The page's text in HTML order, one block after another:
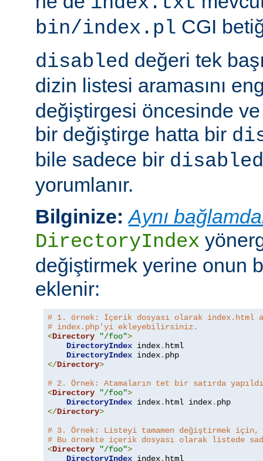
bin/index.pl CGI
disabled değeri tek
dizin listesi aramasını
değiştirgesi öncesinde
bir değiştirge hatta bir
bile sadece bir disabled
yorumlanır.
Bilginize: Aynı
DirectoryIndex
değiştirmek yerine onun
eklenir:
# 1. örnek: İçerik dosyası olarak index.html
# index.php'yi ekleyebilirsiniz.
<Directory "/foo">
DirectoryIndex index. html
DirectoryIndex index.
</Directory>
# 2. Örnek: Atamaların tet bir satırda
<Directory "/foo">
DirectoryIndex index. html index.
</Directory>
# 3. Örnek: Listeyi tamamen değiştirmek
# Bu örnekte içerik dosyası olarak listede
<Directory "/foo">
DirectoryIndex index. html